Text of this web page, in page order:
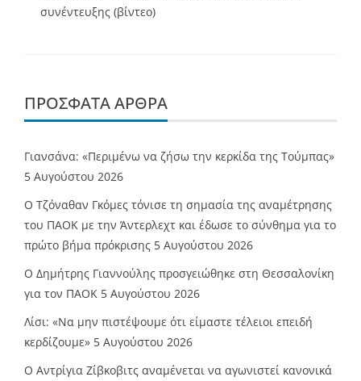
συνέντευξης (βίντεο)
ΠΡΌΣΦΑΤΑ ΆΡΘΡΑ
Γιανσάνα: «Περιμένω να ζήσω την κερκίδα της Τούμπας»
5 Αυγούστου 2026
Ο Τζόναθαν Γκόμες τόνισε τη σημασία της αναμέτρησης
του ΠΑΟΚ με την Άντερλεχτ και έδωσε το σύνθημα για το
πρώτο βήμα πρόκρισης 5 Αυγούστου 2026
Ο Δημήτρης Γιαννούλης προσγειώθηκε στη Θεσσαλονίκη
για τον ΠΑΟΚ 5 Αυγούστου 2026
Λίσι: «Να μην πιστέψουμε ότι είμαστε τέλειοι επειδή
κερδίζουμε» 5 Αυγούστου 2026
Ο Αντρίγια Ζίβκοβιτς αναμένεται να αγωνιστεί κανονικά